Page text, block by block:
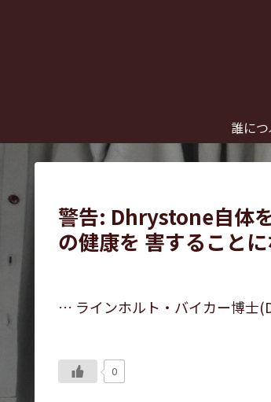
誰に
警告: Dhrystone自体
の健康を 害することに
… ラインホルト・バイカー博士
0